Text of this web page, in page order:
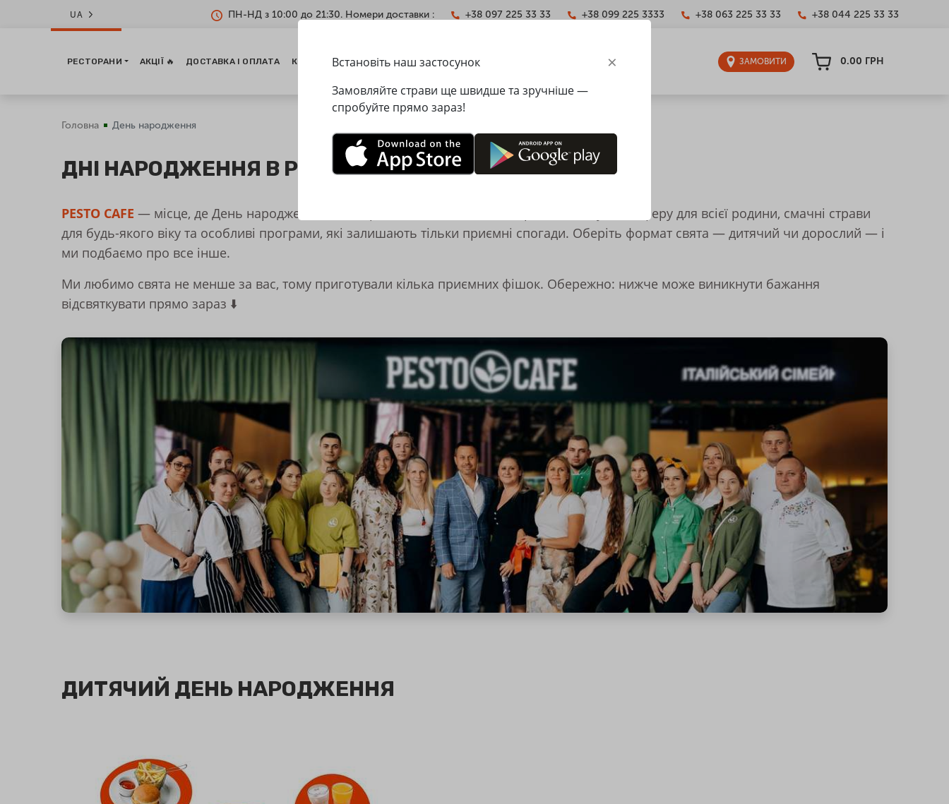
UA ПН-НД з 10:00 до 21:30. Номери доставки : +38 097 225 33 33 +38 099 225 3333 +38 063 225 33 33 +38 044 225 33 33
РЕСТОРАНИ АКЦІЇ 🔥 ДОСТАВКА І ОПЛАТА КОНТАКТИ ЗАМОВИТИ 0.00 ГРН
Головна День народження
ДНІ НАРОДЖЕННЯ В РЕСТОРАНІ PESTO CAFE
PESTO CAFE — місце, де День народження стає справжнім святом! Ми створюємо теплу атмосферу для всієї родини, смачні страви
для будь-якого віку та особливі програми, які залишають тільки приємні спогади. Оберіть формат свята — дитячий чи дорослий — і
ми подбаємо про все інше.
Ми любимо свята не менше за вас, тому приготували кілька приємних фішок. Обережно: нижче може виникнути бажання
відсвяткувати прямо зараз ⬇️
ДИТЯЧИЙ ДЕНЬ НАРОДЖЕННЯ
Встановіть наш застосунок ×
Замовляйте страви ще швидше та зручніше —
спробуйте прямо зараз!